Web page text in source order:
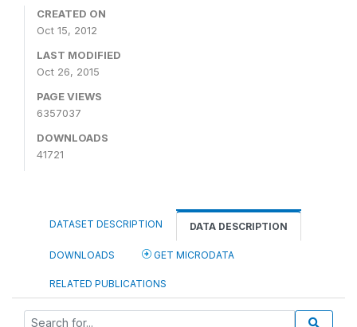
CREATED ON
Oct 15, 2012
LAST MODIFIED
Oct 26, 2015
PAGE VIEWS
6357037
DOWNLOADS
41721
DATASET DESCRIPTION DATA DESCRIPTION
DOWNLOADS GET MICRODATA
RELATED PUBLICATIONS